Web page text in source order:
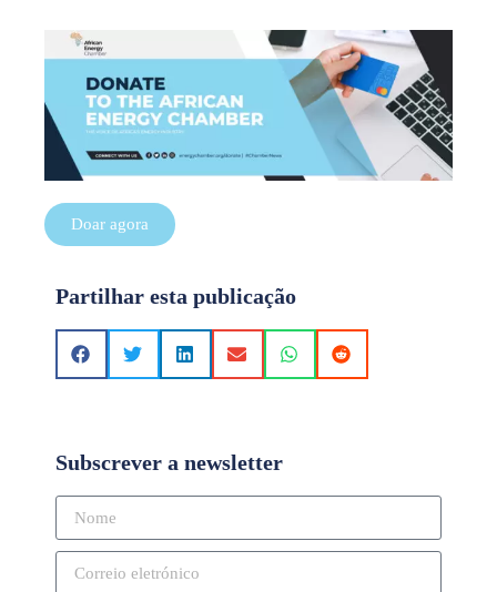
Doar agora
Partilhar esta publicação
Subscrever a newsletter